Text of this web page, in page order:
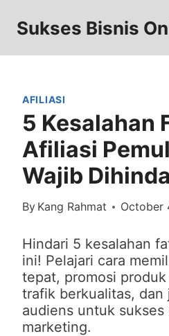
content
Sukses Bisnis
AFILIASI
5 Kesalahan
Afiliasi
Wajib
By Kang Rahmat October
Hindari 5 kesalahan
ini! Pelajari cara
tepat, promosi
trafik berkualitas, dan
audiens untuk
marketing.